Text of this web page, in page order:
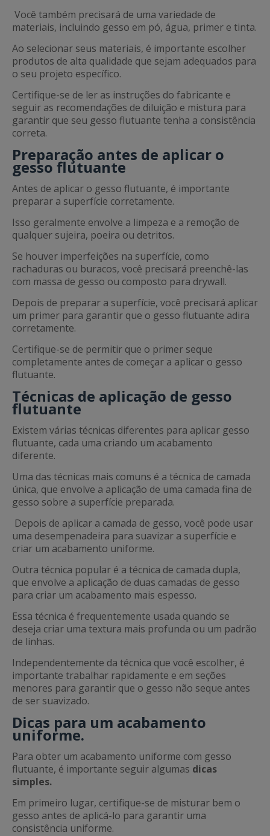
Você também precisará de uma variedade de
materiais, incluindo gesso em pó, água, primer e tinta.
Ao selecionar seus materiais, é importante escolher
produtos de alta qualidade que sejam adequados para
o seu projeto específico.
Certifique-se de ler as instruções do fabricante e
seguir as recomendações de diluição e mistura para
garantir que seu gesso flutuante tenha a consistência
correta.
Preparação antes de aplicar o
gesso flutuante
Antes de aplicar o gesso flutuante, é importante
preparar a superfície corretamente.
Isso geralmente envolve a limpeza e a remoção de
qualquer sujeira, poeira ou detritos.
Se houver imperfeições na superfície, como
rachaduras ou buracos, você precisará preenchê-las
com massa de gesso ou composto para drywall.
Depois de preparar a superfície, você precisará aplicar
um primer para garantir que o gesso flutuante adira
corretamente.
Certifique-se de permitir que o primer seque
completamente antes de começar a aplicar o gesso
flutuante.
Técnicas de aplicação de gesso
flutuante
Existem várias técnicas diferentes para aplicar gesso
flutuante, cada uma criando um acabamento
diferente.
Uma das técnicas mais comuns é a técnica de camada
única, que envolve a aplicação de uma camada fina de
gesso sobre a superfície preparada.
Depois de aplicar a camada de gesso, você pode usar
uma desempenadeira para suavizar a superfície e
criar um acabamento uniforme.
Outra técnica popular é a técnica de camada dupla,
que envolve a aplicação de duas camadas de gesso
para criar um acabamento mais espesso.
Essa técnica é frequentemente usada quando se
deseja criar uma textura mais profunda ou um padrão
de linhas.
Independentemente da técnica que você escolher, é
importante trabalhar rapidamente e em seções
menores para garantir que o gesso não seque antes
de ser suavizado.
Dicas para um acabamento
uniforme.
Para obter um acabamento uniforme com gesso
flutuante, é importante seguir algumas dicas
simples.
Em primeiro lugar, certifique-se de misturar bem o
gesso antes de aplicá-lo para garantir uma
consistência uniforme.